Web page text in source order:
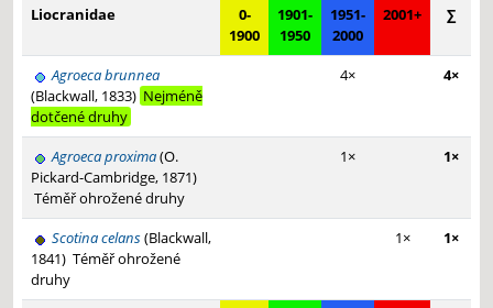
Liocranidae
0-
1900
1901-
1950
1951-
2000
2001+ ∑
Agroeca brunnea
(Blackwall, 1833) Nejméně
dotčené druhy
4× 4×
Agroeca proxima(O.
Pickard-Cambridge, 1871)
Téměř ohrožené druhy
1× 1×
Scotina celans(Blackwall,
1841) Téměř ohrožené
druhy
1× 1×